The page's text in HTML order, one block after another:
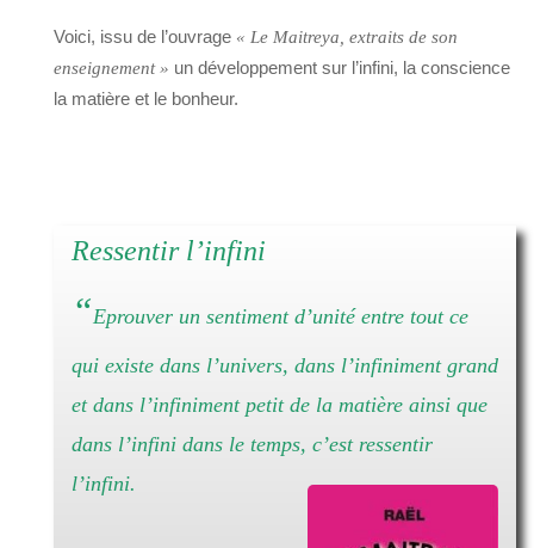
Voici, issu de l’ouvrage « Le Maitreya, extraits de son
enseignement » un développement sur l’infini, la conscience
la matière et le bonheur.
Ressentir l’infini
“Eprouver un sentiment d’unité entre tout ce
qui existe dans l’univers, dans l’infiniment grand
et dans l’infiniment petit de la matière ainsi que
dans l’infini dans le temps, c’est ressentir
l’infini.